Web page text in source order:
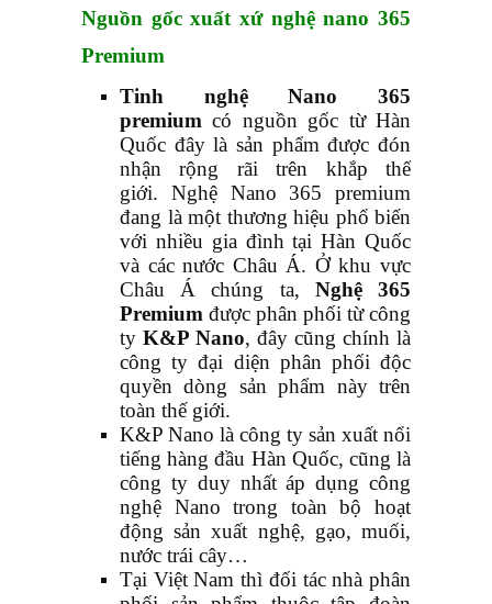
Nguồn gốc xuất xứ nghệ nano 365
Premium
Tinh nghệ Nano 365
premium có nguồn gốc từ Hàn
Quốc đây là sản phẩm được đón
nhận rộng rãi trên khắp thế
giới.
Nghệ Nano 365 premium
đang là một thương hiệu phổ biến
với nhiều gia đình tại Hàn Quốc
và các nước Châu Á. Ở khu vực
Châu Á chúng ta, Nghệ 365
Premium được phân phối từ công
ty K&P Nano, đây cũng chính là
công ty đại diện phân phối độc
quyền dòng sản phẩm này trên
toàn thế giới.
K&P Nano là công ty sản xuất nổi
tiếng hàng đầu Hàn Quốc, cũng là
công ty duy nhất áp dụng công
nghệ Nano trong toàn bộ hoạt
động sản xuất nghệ, gạo, muối,
nước trái cây…
Tại Việt Nam thì đối tác nhà phân